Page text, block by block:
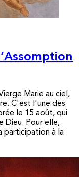
Marie au ciel,
C'est l'une des
le 15 août, qui
Dieu. Pour elle,
participation à la